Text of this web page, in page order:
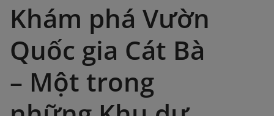
Khám phá Vườn
Quốc gia Cát Bà
– Một trong